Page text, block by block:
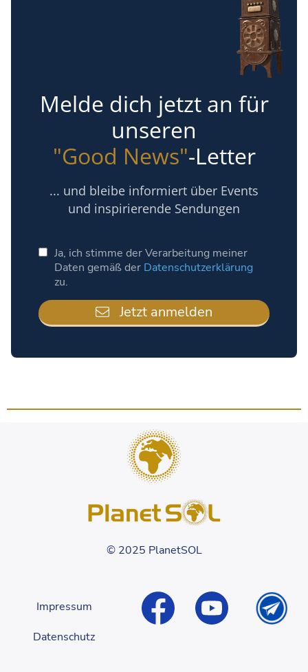
Melde dich jetzt an für
unseren
"Good News"-Letter
... und bleibe informiert über Events
und inspirierende Sendungen
Ja, ich stimme der Verarbeitung meiner
Daten gemäß der Datenschutzerklärung
zu.
Jetzt anmelden
© 2025 PlanetSOL
Impressum
Datenschutz